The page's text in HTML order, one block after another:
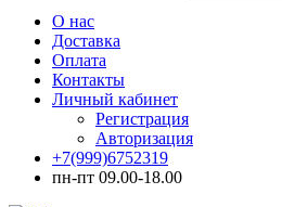
О нас
Доставка
Оплата
Контакты
Личный кабинет
Регистрация
Авторизация
+7(999)6752319
пн-пт 09.00-18.00